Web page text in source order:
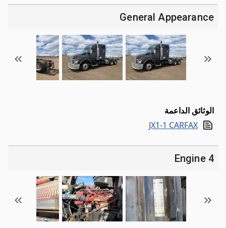
General Appearance
الوثائق الداعمة
JX1-1 CARFAX
4 Engine